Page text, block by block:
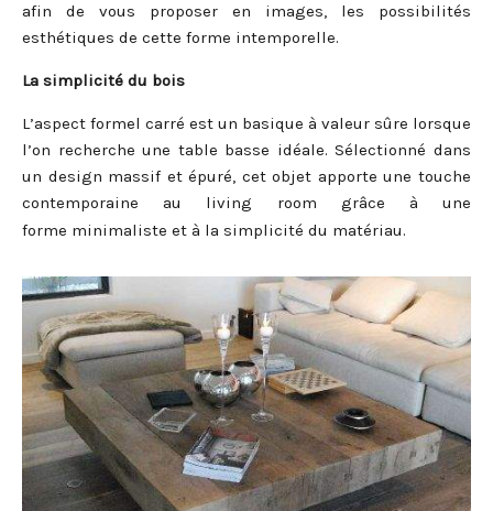
afin de vous proposer en images, les possibilités
esthétiques de cette forme intemporelle.
La simplicité du bois
L’aspect formel carré est un basique à valeur sûre lorsque
l’on recherche une table basse idéale. Sélectionné dans
un design massif et épuré, cet objet apporte une touche
contemporaine au living room grâce à une
forme minimaliste et à la simplicité du matériau.